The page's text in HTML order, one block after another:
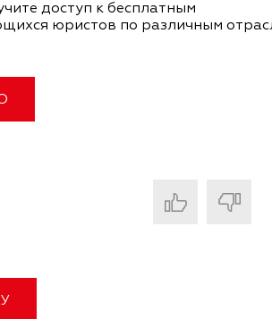
доступ к бесплатным
юристов по различным